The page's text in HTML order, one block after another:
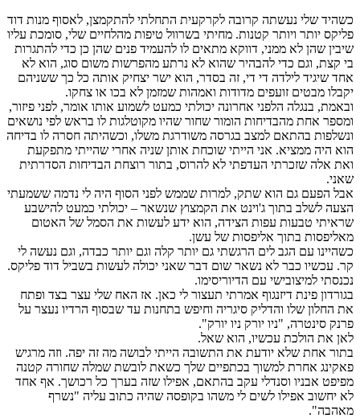
כשהיד שלי נעשתה קרובה לקרקעית התחלתי להתקמצן, לאסוף מנות דוד
פליקס יותר ויותר קטנות. מחיתי בשרוול טיפות מהלחיים שלי, סומכת עליו
שיבין שהן לא ממני, דווקא מתאים לו להעמיד פנים שהן כן כדי להתגרות
בי קצת, וגם כדי להבהיר שהוא לא נרתע מהפרשות משום סוג, הוא לא
אחד שיגיד לילדה די די, זה בסדר, הוא ישר יצחיק אותה כל כך ששניהם
יקבלו מבטים זועפים מדודות ואמהות שמזמן לא בכו או צחקו.
ובאמת, בנגלה הלפני אחרונה יכולתי כמעט לשמוע אותו אומר, לפני פיזור,
ומספר אחת מהבדיחות הומור שחור שהיו מקוטלגות לו בראש לפי נושאים
ונשלפות בהתאם למצב בגרסה משודרגת משלו, וכשהיתה חסרה לו בדיחה
הוא היה ממציא. אני הייתי שוכחת אותן שניה אחרי שהייתי מתפקעת
ואת אלה שזכרתי העדפתי לא להרוס, בתור רוצחת הבדיחות הסדרתית
שאני.
אבל הפעם גם הוא שתק, למרות שממש לפני הסוף היה לי נדמה ששמעתי
הצעה לשלב בתוך ג'וינט את הקמצוץ שנשאר – יכולתי כמעט להישבע
שראיתי טבעות עפות הצידה, הוא ידע לעשות את הסמל של האטום
מאליפסות בתוך אליפסות של עשן.
כשהיינו עם הגב לים הרגשתי גם יותר קלה וגם יותר כבדה, וגם נעשה לי
קר. עכשיו כבר לא נשאר שום דבר שאני יכולה לעשות בשביל דוד פליקס.
נכנסתי למיצובישי עם הדיוריסימו.
בגורדון פינת דיזנגוף אמרתי תעצור לי כאן. אז האח שלי עצר בצד ופתח
את החלון שלו והדליק סיגריה וחיפש בתחנות עד שבסוף הרדיו נעצר על
פרנק סינטרה, "ניו יורק ניו יורק".
לאן את הולכת עכשיו, הוא שאל.
בתור אחת שלא יודעת את התשובה הייתי לבושה מה זה יפה. וזה מרגיש
פאקינג אחרת למשוך בכתפיים שלך כשאת לובשת שמלה שחורה קטנה
מפיפט אבניו וסנדלי עקב בהתאם, אפילו שזה בערך כל רכושך. אף אחד
לא יחשוב אפילו לשים לי משהו בקופסה שהיה כתוב עליה "נשרף
מאהבה".